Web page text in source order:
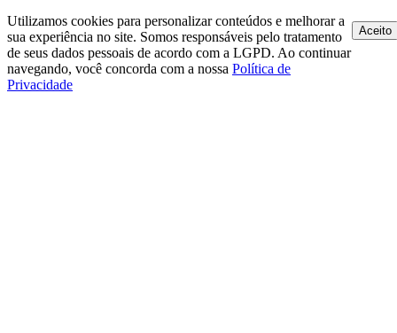
Utilizamos cookies para personalizar conteúdos e melhorar a
sua experiência no site. Somos responsáveis pelo tratamento
de seus dados pessoais de acordo com a LGPD. Ao continuar
navegando, você concorda com a nossa Política de
Privacidade
Aceito